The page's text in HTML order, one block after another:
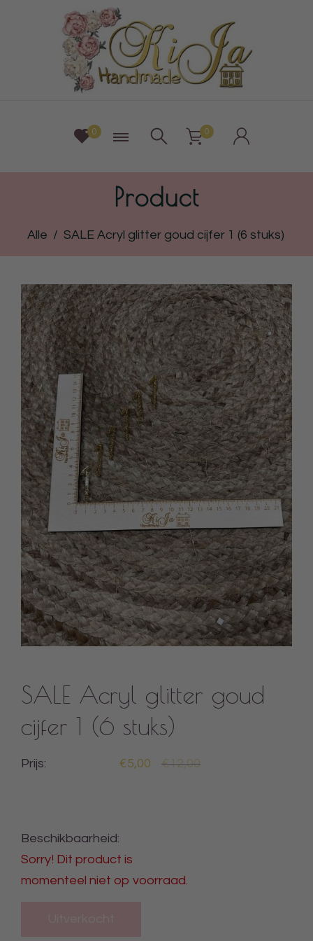
0 0
Product
Alle / SALE Acryl glitter goud cijfer 1 (6 stuks)
SALE Acryl glitter goud
cijfer 1 (6 stuks)
Prijs: €5,00 €12,00
Beschikbaarheid:
Sorry! Dit product is
momenteel niet op voorraad.